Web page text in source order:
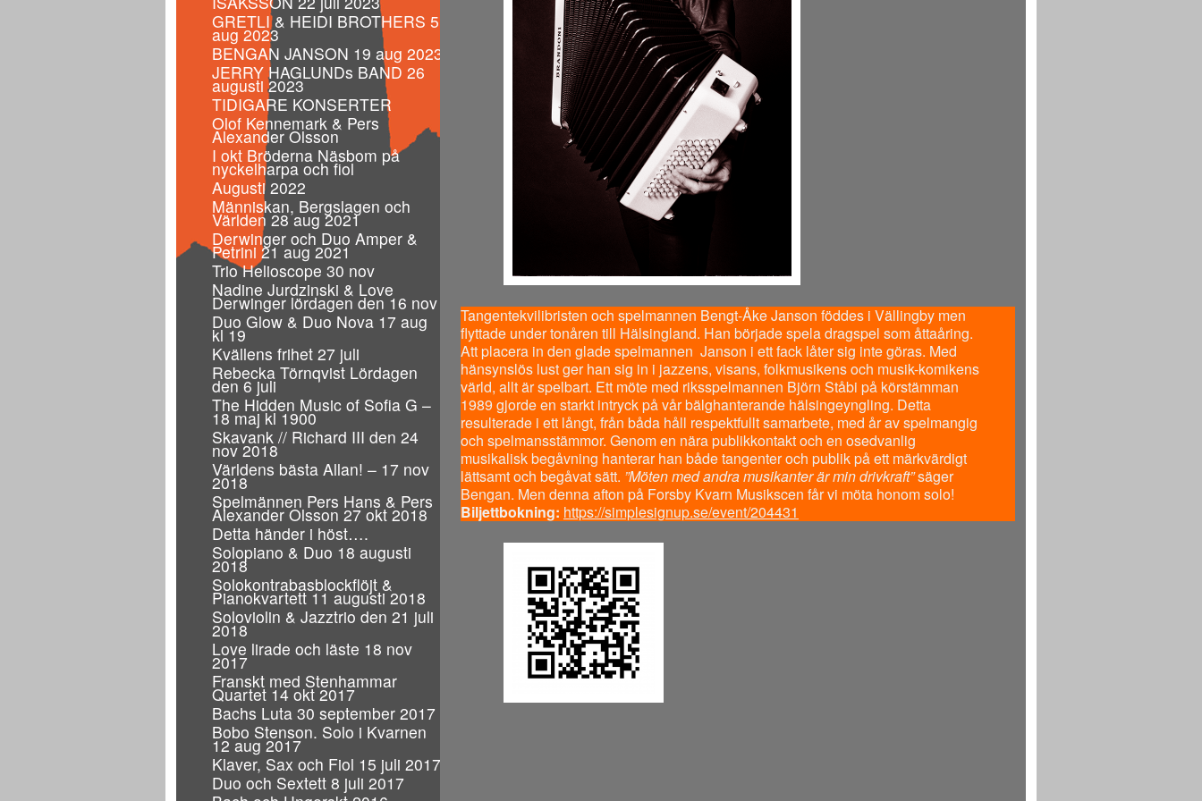
GRETLI & HEIDI BROTHERS 5
aug 2023
BENGAN JANSON 19 aug 2023
JERRY HAGLUNDs BAND 26
augusti 2023
TIDIGARE KONSERTER
Olof Kennemark & Pers
Alexander Olsson
I okt Bröderna Näsbom på
nyckelharpa och fiol
Augusti 2022
Människan, Bergslagen och
Världen 28 aug 2021
Derwinger och Duo Amper &
Petrini 21 aug 2021
Trio Helioscope 30 nov
Nadine Jurdzinski & Love
Derwinger lördagen den 16 nov
Duo Glow & Duo Nova 17 aug
kl 19
Kvällens frihet 27 juli
Rebecka Törnqvist Lördagen
den 6 juli
The Hidden Music of Sofia G –
18 maj kl 1900
Skavank // Richard III den 24
nov 2018
Världens bästa Allan! – 17 nov
2018
Spelmännen Pers Hans & Pers
Alexander Olsson 27 okt 2018
Detta händer i höst….
Solopiano & Duo 18 augusti
2018
Solokontrabasblockflöjt &
Pianokvartett 11 augusti 2018
Soloviolin & Jazztrio den 21 juli
2018
Love lirade och läste 18 nov
2017
Franskt med Stenhammar
Quartet 14 okt 2017
Bachs Luta 30 september 2017
Bobo Stenson. Solo i Kvarnen
12 aug 2017
Klaver, Sax och Fiol 15 juli 2017
Duo och Sextett 8 juli 2017
Tangentekvilibristen och spelmannen Bengt-Åke Janson föddes i Vällingby men
flyttade under tonåren till Hälsingland. Han började spela dragspel som åttaåring.
Att placera in den glade spelmannen Janson i ett fack låter sig inte göras. Med
hänsynslös lust ger han sig in i jazzens, visans, folkmusikens och musik-komikens
värld, allt är spelbart. Ett möte med riksspelmannen Björn Ståbi på körstämman
1989 gjorde en starkt intryck på vår bälghanterande hälsingeyngling. Detta
resulterade i ett långt, från båda håll respektfullt samarbete, med år av spelmangig
och spelmansstämmor. Genom en nära publikkontakt och en osedvanlig
musikalisk begåvning hanterar han både tangenter och publik på ett märkvärdigt
lättsamt och begåvat sätt. ”Möten med andra musikanter är min drivkraft”säger
Bengan. Men denna afton på Forsby Kvarn Musikscen får vi möta honom solo!
Biljettbokning: https://simplesignup.se/event/204431